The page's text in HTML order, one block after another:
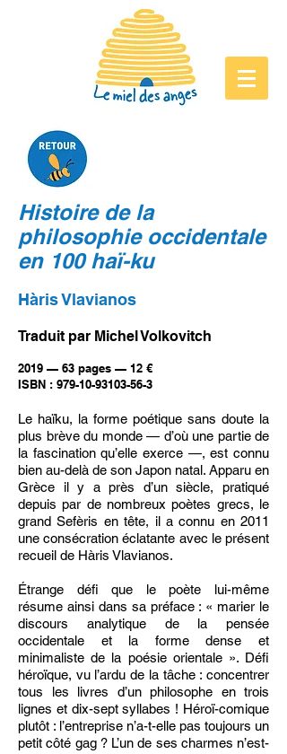
Histoire de la
philosophie occidentale
en 100 haï-ku
Hàris Vlavianos
Traduit par Michel Volkovitch
2019 — 63 pages — 12 €
ISBN : 979-10-93103-56-3
Le haïku, la forme poétique sans doute la
plus brève du monde — d’où une partie de
la fascination qu’elle exerce —, est connu
bien au-delà de son Japon natal. Apparu en
Grèce il y a près d’un siècle, pratiqué
depuis par de nombreux poètes grecs, le
grand Sefèris en tête, il a connu en 2011
une consécration éclatante avec le présent
recueil de Hàris Vlavianos.
Étrange défi que le poète lui-même
résume ainsi dans sa préface : « marier le
discours analytique de la pensée
occidentale et la forme dense et
minimaliste de la poésie orientale ». Défi
héroïque, vu l’ardu de la tâche : concentrer
tous les livres d’un philosophe en trois
lignes et dix-sept syllabes ! Héroï-comique
plutôt : l’entreprise n’a-t-elle pas toujours un
petit côté gag ? L’un de ses charmes n’est-